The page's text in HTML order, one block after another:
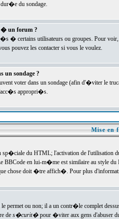
du sondage.
� un forum ?
� certains utilisateurs ou groupes. Pour
pouvez les contacter si vous le voulez.
un sondage ?
voter dans un sondage (afin d'�viter le
appropri�s.
Mise en
du HTML; l'activation de l'utilisation
BBCode en lui-m�me est similaire au style
chose doit �tre affich�. Pour plus
permet ou non; il a un contr�le complet
de s�curit�pour �viter aux gens d'abuser